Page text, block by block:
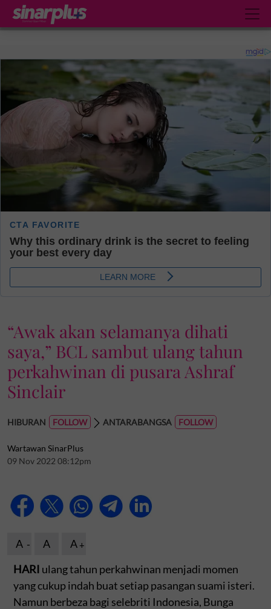
“Awak akan selamanya dihati
saya,” BCL sambut ulang tahun
perkahwinan di pusara Ashraf
Sinclair
HIBURAN ANTARABANGSA
Wartawan SinarPlus
09 Nov 2022 08:12pm
A A
A
HARI ulang tahun perkahwinan menjadi momen
yang cukup indah buat setiap pasangan suami isteri.
Namun berbeza bagi selebriti Indonesia, Bunga